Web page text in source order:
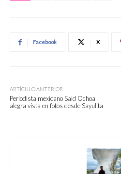
Facebook X
ARTÍCULO ANTERIOR
Periodista mexicano Said Ochoa
alegra vista en fotos desde Sayulita